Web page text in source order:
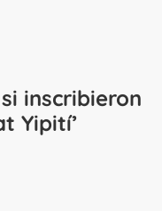
inscribieron
Yipití’